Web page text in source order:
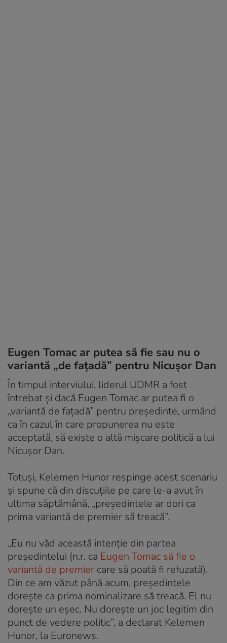
Eugen Tomac ar putea să fie sau nu o
variantă „de fațadă” pentru Nicușor Dan
În timpul interviului, liderul UDMR a fost
întrebat și dacă Eugen Tomac ar putea fi o
„variantă de fațadă” pentru președinte, urmând
ca în cazul în care propunerea nu este
acceptată, să existe o altă mișcare politică a lui
Nicușor Dan.
Totuși, Kelemen Hunor respinge acest scenariu
și spune că din discuțiile pe care le-a avut în
ultima săptămână, „președintele ar dori ca
prima variantă de premier să treacă”.
„Eu nu văd această intenție din partea
președintelui (n.r. ca Eugen Tomac să fie o
variantă de premier care să poată fi refuzată).
Din ce am văzut până acum, președintele
dorește ca prima nominalizare să treacă. El nu
dorește un eșec. Nu dorește un joc legitim din
punct de vedere politic”, a declarat Kelemen
Hunor, la Euronews.